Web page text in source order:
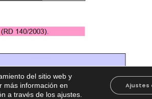
del sitio web y
más información en
a través de los ajustes
Ajustes